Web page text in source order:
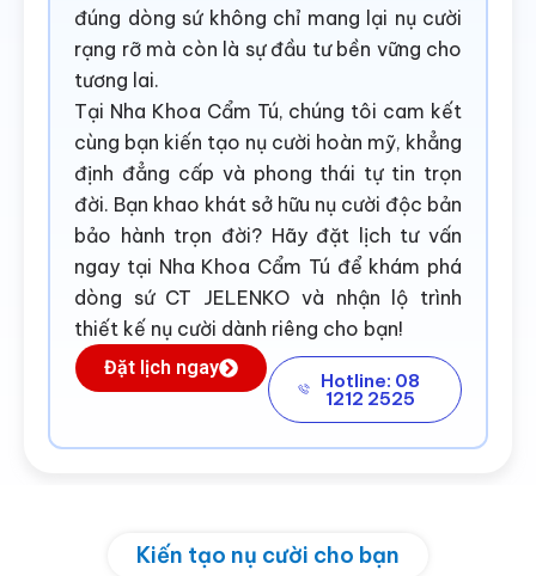
đúng dòng sứ không chỉ mang lại nụ cười
rạng rỡ mà còn là sự đầu tư bền vững cho
tương lai.
Tại Nha Khoa Cẩm Tú, chúng tôi cam kết
cùng bạn kiến tạo nụ cười hoàn mỹ, khẳng
định đẳng cấp và phong thái tự tin trọn
đời. Bạn khao khát sở hữu nụ cười độc bản
bảo hành trọn đời? Hãy đặt lịch tư vấn
ngay tại Nha Khoa Cẩm Tú để khám phá
dòng sứ CT JELENKO và nhận lộ trình
thiết kế nụ cười dành riêng cho bạn!
Đặt lịch ngay
Hotline: 08
1212 2525
Kiến tạo nụ cười cho bạn